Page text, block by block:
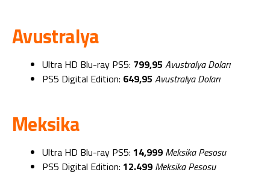
Avustralya
Ultra HD Blu-ray PS5: 799,95 Avustralya Doları
PS5 Digital Edition: 649,95 Avustralya Doları
Meksika
Ultra HD Blu-ray PS5: 14,999 Meksika Pesosu
PS5 Digital Edition: 12.499 Meksika Pesosu